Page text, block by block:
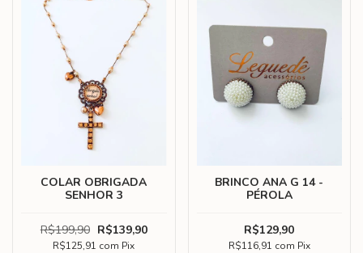
COLAR OBRIGADA
SENHOR 3
R$199,90 R$139,90
R$125,91 com Pix
BRINCO ANA G 14 -
PÉROLA
R$129,90
R$116,91 com Pix